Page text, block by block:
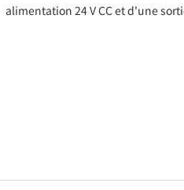
alimentation 24 V CC et d'une